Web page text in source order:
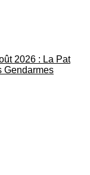
2026 : La Pat
Gendarmes